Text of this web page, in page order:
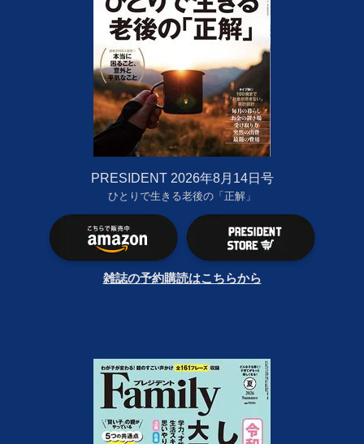
PRESIDENT 2026年8月14日号
ひとりで生きる老後の「正解」
雑誌の予約購読はこちらから